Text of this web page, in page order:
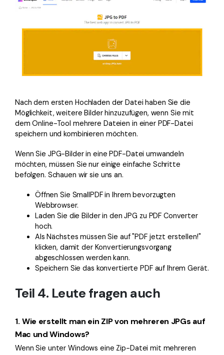
Nach dem ersten Hochladen der Datei haben Sie die
Möglichkeit, weitere Bilder hinzuzufügen, wenn Sie mit
dem Online-Tool mehrere Dateien in einer PDF-Datei
speichern und kombinieren möchten.
Wenn Sie JPG-Bilder in eine PDF-Datei umwandeln
möchten, müssen Sie nur einige einfache Schritte
befolgen. Schauen wir sie uns an.
Öffnen Sie SmallPDF in Ihrem bevorzugten
Webbrowser.
Laden Sie die Bilder in den JPG zu PDF Converter
hoch.
Als Nächstes müssen Sie auf "PDF jetzt erstellen!"
klicken, damit der Konvertierungsvorgang
abgeschlossen werden kann.
Speichern Sie das konvertierte PDF auf Ihrem Gerät.
Teil 4. Leute fragen auch
1. Wie erstellt man ein ZIP von mehreren JPGs auf
Mac und Windows?
Wenn Sie unter Windows eine Zip-Datei mit mehreren